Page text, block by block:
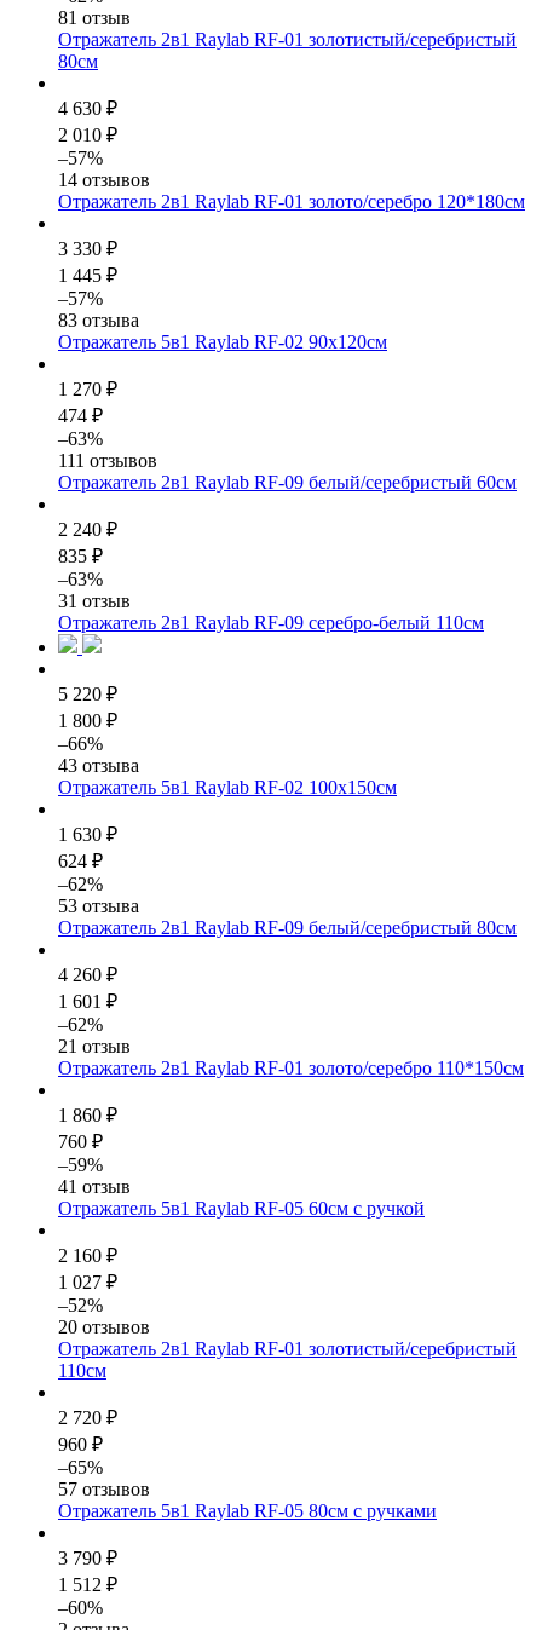
81 отзыв
Отражатель 2в1 Raylab RF-01 золотистый/серебристый
80см
4 630 ₽
2 010 ₽
–57%
14 отзывов
Отражатель 2в1 Raylab RF-01 золото/серебро 120*180см
3 330 ₽
1 445 ₽
–57%
83 отзыва
Отражатель 5в1 Raylab RF-02 90x120см
1 270 ₽
474 ₽
–63%
111 отзывов
Отражатель 2в1 Raylab RF-09 белый/серебристый 60см
2 240 ₽
835 ₽
–63%
31 отзыв
Отражатель 2в1 Raylab RF-09 серебро-белый 110см
5 220 ₽
1 800 ₽
–66%
43 отзыва
Отражатель 5в1 Raylab RF-02 100x150см
1 630 ₽
624 ₽
–62%
53 отзыва
Отражатель 2в1 Raylab RF-09 белый/серебристый 80см
4 260 ₽
1 601 ₽
–62%
21 отзыв
Отражатель 2в1 Raylab RF-01 золото/серебро 110*150см
1 860 ₽
760 ₽
–59%
41 отзыв
Отражатель 5в1 Raylab RF-05 60см с ручкой
2 160 ₽
1 027 ₽
–52%
20 отзывов
Отражатель 2в1 Raylab RF-01 золотистый/серебристый
110см
2 720 ₽
960 ₽
–65%
57 отзывов
Отражатель 5в1 Raylab RF-05 80см с ручками
3 790 ₽
1 512 ₽
–60%